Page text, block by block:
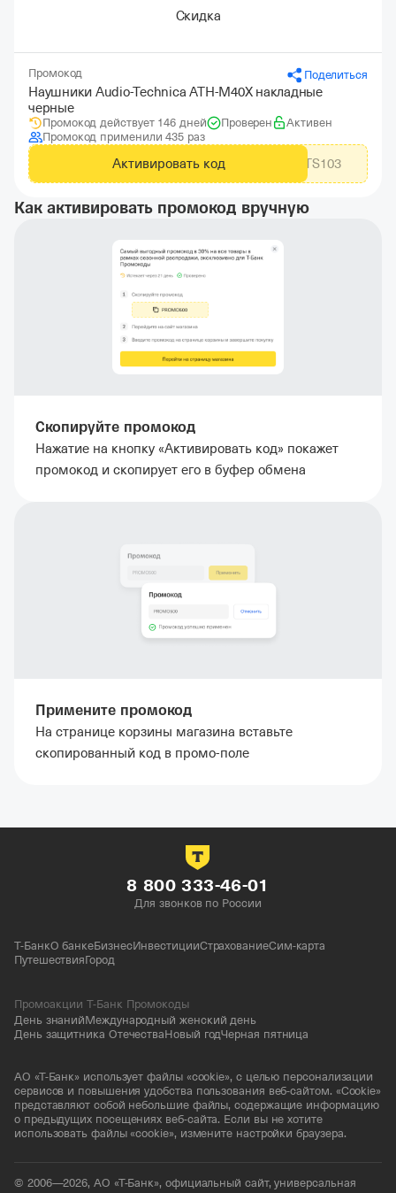
Скидка
Промокод Поделиться
Наушники Audio-Technica ATH-M40X накладные
черные
Промокод действует 146 дней Проверен
Активен
Промокод применили 435 раз
Активировать код MTS103
Как активировать промокод вручную
Скопируйте промокод
Нажатие на кнопку «Активировать код» покажет
промокод и скопирует его в буфер обмена
Примените промокод
На странице корзины магазина вставьте
скопированный код в промо-поле
8 800 333-46-01
Для звонков по России
Т-БанкО банкеБизнесИнвестицииСтрахованиеСим-карта
ПутешествияГород
Промоакции Т-Банк Промокоды
День знанийМеждународный женский день
День защитника ОтечестваНовый годЧерная пятница
АО «Т-Банк» использует файлы «cookie», с целью персонализации
сервисов и повышения удобства пользования веб-сайтом. «Cookie»
представляют собой небольшие файлы, содержащие информацию
о предыдущих посещениях веб-сайта. Если вы не хотите
использовать файлы «cookie», измените настройки браузера.
© 2006—2026, АО «Т-Банк», официальный сайт, универсальная